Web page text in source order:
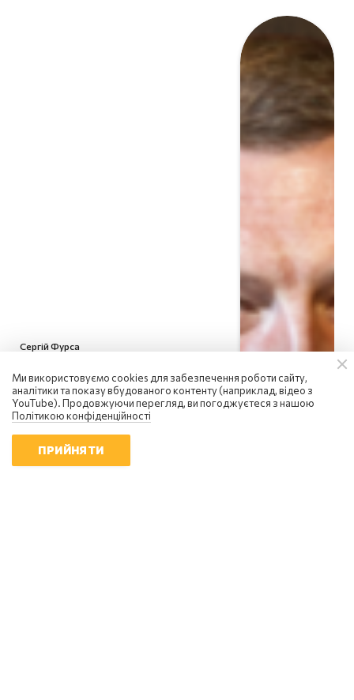
Сергій Фурса
війну: чому українцям не варто
піддаватися паніці
18:01 | 6.08.2026
Ми використовуємо cookies для забезпечення роботи сайту,
аналітики та показу вбудованого контенту (наприклад, відео з
YouTube). Продовжуючи перегляд, ви погоджуєтеся з нашою
Політикою конфіденційності
ПРИЙНЯТИ